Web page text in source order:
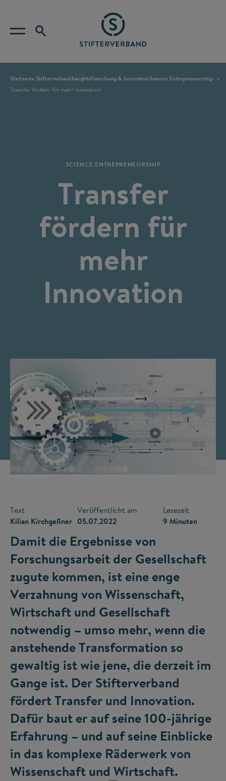
Startseite StifterverbandInsightsForschung & InnovationScience Entrepreneurship
Transfer fördern für mehr Innovation
SCIENCE ENTREPRENEURSHIP
Transfer
fördern für
mehr
Innovation
Text
Kilian Kirchgeßner
Veröffentlicht am
05.07.2022
Lesezeit
9 Minuten
Damit die Ergebnisse von
Forschungsarbeit der Gesellschaft
zugute kommen, ist eine enge
Verzahnung von Wissenschaft,
Wirtschaft und Gesellschaft
notwendig – umso mehr, wenn die
anstehende Transformation so
gewaltig ist wie jene, die derzeit im
Gange ist. Der Stifterverband
fördert Transfer und Innovation.
Dafür baut er auf seine 100-jährige
Erfahrung – und auf seine Einblicke
in das komplexe Räderwerk von
Wissenschaft und Wirtschaft.